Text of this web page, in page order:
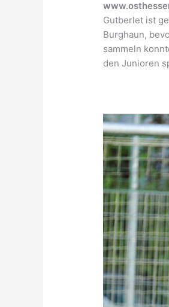
Gutberlet ist
Burghaun,
sammeln
den Junioren